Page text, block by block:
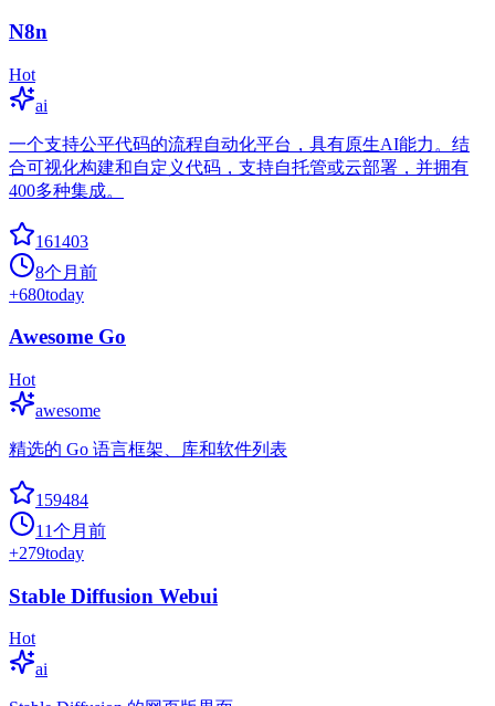
N8n
Hot
ai
一个支持公平代码的流程自动化平台，具有原生AI能力。结
合可视化构建和自定义代码，支持自托管或云部署，并拥有
400多种集成。
161403
8个月前
+680today
Awesome Go
Hot
awesome
精选的 Go 语言框架、库和软件列表
159484
11个月前
+279today
Stable Diffusion Webui
Hot
ai